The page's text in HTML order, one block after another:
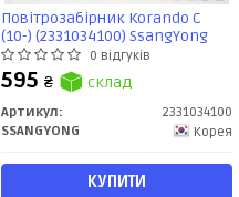
Повітрозабірник Korando C
(10-) (2331034100) SsangYong
0 відгуків
595 ₴ склад
Артикул:
2331034100
SSANGYONG
Корея
КУПИТИ